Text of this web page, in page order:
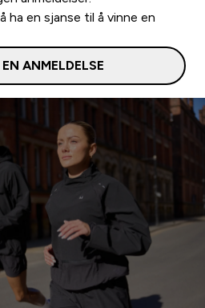
ha en sjanse til å vinne en
ANMELDELSE